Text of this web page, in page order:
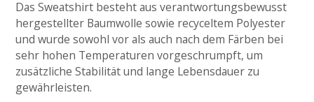
Das Sweatshirt besteht aus verantwortungsbewusst
hergestellter Baumwolle sowie recyceltem Polyester
und wurde sowohl vor als auch nach dem Färben bei
sehr hohen Temperaturen vorgeschrumpft, um
zusätzliche Stabilität und lange Lebensdauer zu
gewährleisten.